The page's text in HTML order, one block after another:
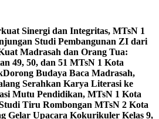
Sinergi dan Integritas, MTsN 1
Studi Pembangunan ZI dari
Madrasah dan Orang Tua:
49, 50, dan 51 MTsN 1 Kota
Dorong Budaya Baca Madrasah,
Serahkan Karya Literasi ke
Mutu Pendidikan, MTsN 1 Kota
Tiru Rombongan MTsN 2 Kota
Gelar Upacara Kokurikuler Kelas 9,